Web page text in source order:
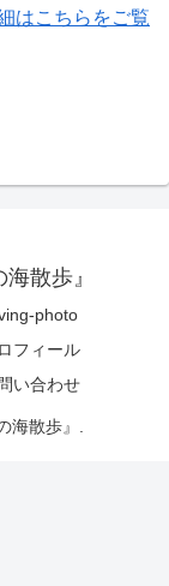
はこちらをご覧
散歩』
photo
フィール
い合わせ
散歩』.